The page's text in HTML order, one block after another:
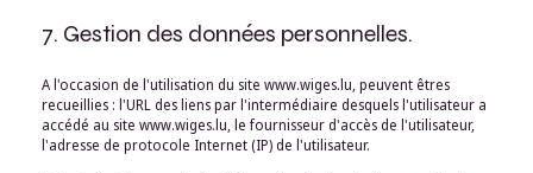
7. Gestion des données personnelles.
A l'occasion de l'utilisation du site www.wiges.lu, peuvent êtres
recueillies : l'URL des liens par l'intermédiaire desquels l'utilisateur a
accédé au site www.wiges.lu, le fournisseur d'accès de l'utilisateur,
l'adresse de protocole Internet (IP) de l'utilisateur.